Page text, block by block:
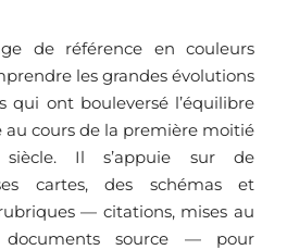
de référence en couleurs
les grandes évolutions
qui ont bouleversé l’équilibre
cours de la première moitié
Il s’appuie sur de
cartes, des schémas et
— citations, mises au
source — pour